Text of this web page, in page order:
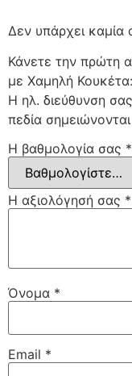
Δεν υπάρχει καμία
Κάνετε την πρώτη
με Χαμηλή
Η ηλ. διεύθυνση
πεδία
Η βαθμολογία σας *
Η αξιολόγησή σας *
Όνομα *
Email *